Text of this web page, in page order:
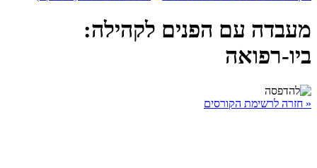
מעבדה עם הפנים לקהילה:
ביו-רפואה
« חזרה לרשימת הקורסים